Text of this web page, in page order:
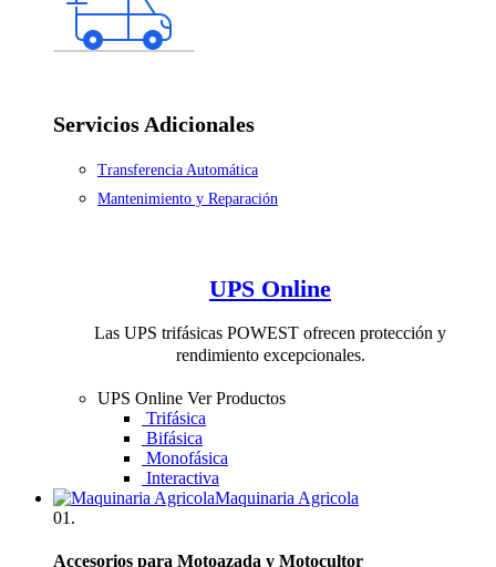
Servicios Adicionales
Transferencia Automática
Mantenimiento y Reparación
UPS Online
Las UPS trifásicas POWEST ofrecen protección y
rendimiento excepcionales.
UPS Online Ver Productos
Trifásica
Bifásica
Monofásica
Interactiva
Maquinaria Agricola
01.
Accesorios para Motoazada y Motocultor